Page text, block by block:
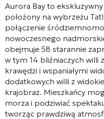
Aurora Bay to
położony na wybrzeżu
połączenie
nowoczesnego
obejmuje 58 starannie
w tym 14 bliźniaczych willi
krawędzi i wspaniałymi
dodatkowych willi z
krajobraz. Mieszkańcy
morza i podziwiać
tworząc prawdziwą